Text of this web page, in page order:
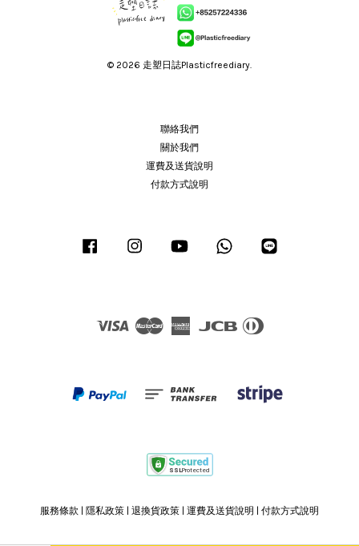
© 2026 走塑日誌Plasticfreediary.
聯絡我們
關於我們
運費及送貨說明
付款方式說明
Facebook Instagram YouTube Whatsapp
Visa Master
American
JCB
Diners
服務條款 | 隱私政策 | 退換貨政策 | 運費及送貨說明 | 付款方式說明